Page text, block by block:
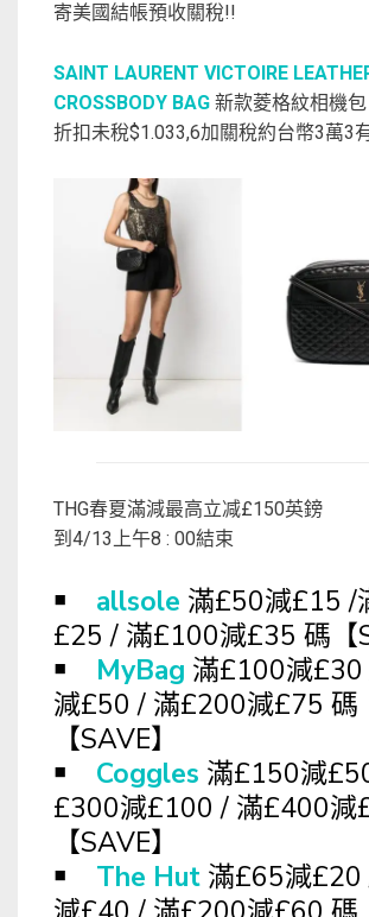
寄美國結帳預收關稅!!
SAINT LAURENT VICTOIRE
CROSSBODY BAG 新款菱格紋相機
折扣未稅$1.033,6加關稅約台幣3萬3
THG春夏滿減最高立减£150英鎊
到4/13上午8 : 00結束
￭ allsole 滿£50減£15 /
£25 / 滿£100減£35 碼【
￭ MyBag 滿£100減
減£50 / 滿£200減£75 碼
【SAVE】
￭ Coggles 滿£150減
£300減£100 / 滿£400減
【SAVE】
￭ The Hut 滿£65減